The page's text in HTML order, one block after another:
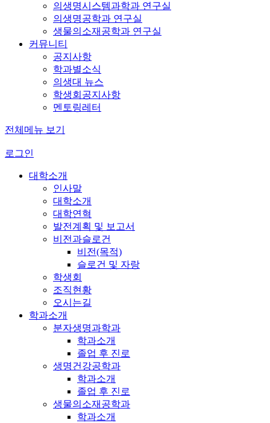
의생명시스템과학과 연구실
의생명공학과 연구실
생물의소재공학과 연구실
커뮤니티
공지사항
학과별소식
의생대 뉴스
학생회공지사항
멘토링레터
전체메뉴 보기
로그인
대학소개
인사말
대학소개
대학연혁
발전계획 및 보고서
비전과슬로건
비전(목적)
슬로건 및 자랑
학생회
조직현황
오시는길
학과소개
분자생명과학과
학과소개
졸업 후 진로
생명건강공학과
학과소개
졸업 후 진로
생물의소재공학과
학과소개